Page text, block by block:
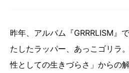
昨年、アルバム『GRRRLISM』
たしたラッパー、あっこゴリラ
性としての生きづらさ」からの